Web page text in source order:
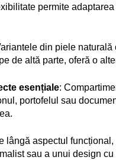
permite
din piele
de altă parte, oferă o
esențiale:
portofelul sau
lângă aspectul
sau a unui design